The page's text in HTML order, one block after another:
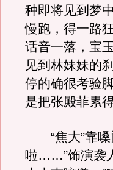
种即将见到梦
慢跑，得一路
话音一落，宝
见到林妹妹的
停的确很考验
是把张殿菲累
“焦大”靠嗓
啦……”饰演袭